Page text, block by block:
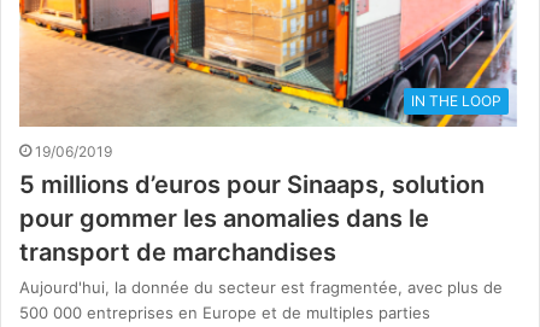
IN THE LOOP
19/06/2019
5 millions d’euros pour Sinaaps, solution
pour gommer les anomalies dans le
transport de marchandises
Aujourd'hui, la donnée du secteur est fragmentée, avec plus de
500 000 entreprises en Europe et de multiples parties